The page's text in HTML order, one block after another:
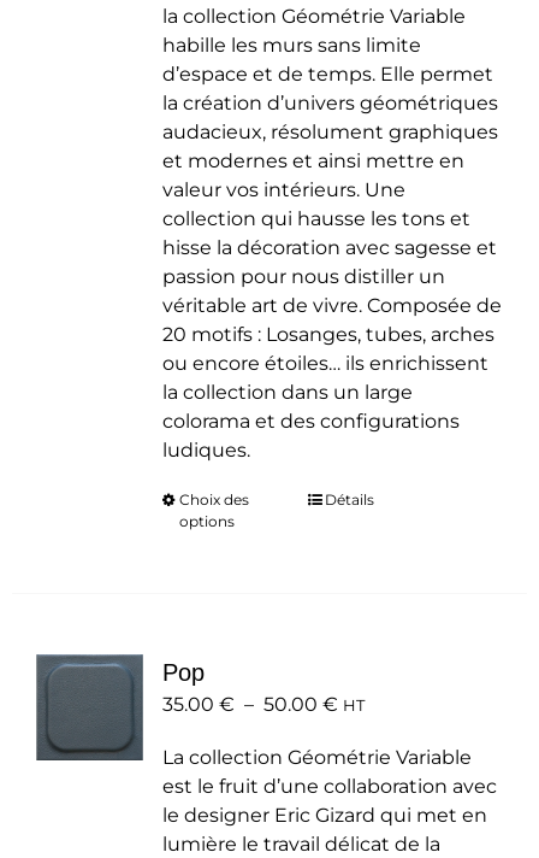
la collection Géométrie Variable
habille les murs sans limite
d’espace et de temps. Elle permet
la création d’univers géométriques
audacieux, résolument graphiques
et modernes et ainsi mettre en
valeur vos intérieurs. Une
collection qui hausse les tons et
hisse la décoration avec sagesse et
passion pour nous distiller un
véritable art de vivre. Composée de
20 motifs : Losanges, tubes, arches
ou encore étoiles… ils enrichissent
la collection dans un large
colorama et des configurations
ludiques.
Choix des
options
Ce
peuvent
choisies
sur
la
page
Détails
Pop
35.00 € – 50.00 €Plage
prix :
35.00 €
à
50.00 €
HT
La collection Géométrie Variable
est le fruit d’une collaboration avec
le designer Eric Gizard qui met en
lumière le travail délicat de la